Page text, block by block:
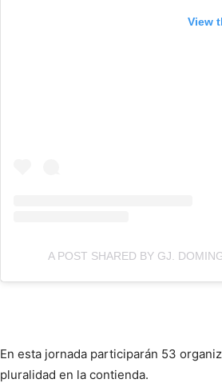
View
A POST SHARED BY GJ.
En esta jornada participarán 53
pluralidad en la contienda.